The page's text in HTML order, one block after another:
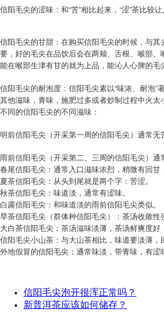
信阳毛尖的涩味：和“苦”相比起来，“涩”茶比较
信阳毛尖的甘甜：在购买信阳毛尖的时候，与
要，好的毛尖在品饮后会在两颊、舌根、喉部
能在喉部生津有甘的就为上品，能沁人心脾的
信阳毛尖的耐泡度：信阳毛尖素以“味浓、耐泡”
其他滋味，青味，施肥过多或者炒制过程中火太
不同的信阳毛尖的不同滋味：
明前信阳毛尖（开采第一周的信阳毛尖）通常
雨前信阳毛尖（开采第二、三周的信阳毛尖）
春尾信阳毛尖：通常入口滋味浓烈，稍微有回甘
夏茶信阳毛尖：从头到尾就是两个字：苦涩。
秋茶信阳毛尖：味道淡，通常有涩味。
白露信阳毛尖：和味道淡的雨前信阳毛尖类似。
旱茶信阳毛尖（群体种信阳毛尖）：茶汤收敛性
大白茶信阳毛尖：茶汤滋味淡薄，茶汤鲜爽度好
信阳毛尖小山茶：与大山茶相比，味道要淡薄
外地假冒的信阳毛尖：通常味淡，带青味，有涩
信阳毛尖泡开很浑正常吗？
新普洱茶应该如何储存？